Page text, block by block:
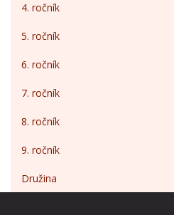
4. ročník
5. ročník
6. ročník
7. ročník
8. ročník
9. ročník
Družina